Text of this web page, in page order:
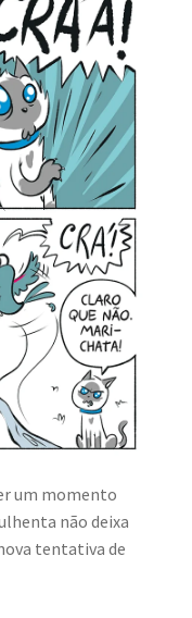
um momento
não deixa
tentativa de